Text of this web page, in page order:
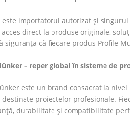
este importatorul autorizat și
direct la produse originale,
siguranța că fiecare produs Profile
– reper global în sisteme de
este un brand consacrat la
destinate proiectelor profesionale.
durabilitate și compatibilitate